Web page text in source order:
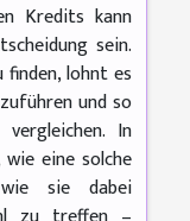
Kredits kann
sein.
lohnt es
und so
In
eine solche
sie dabei